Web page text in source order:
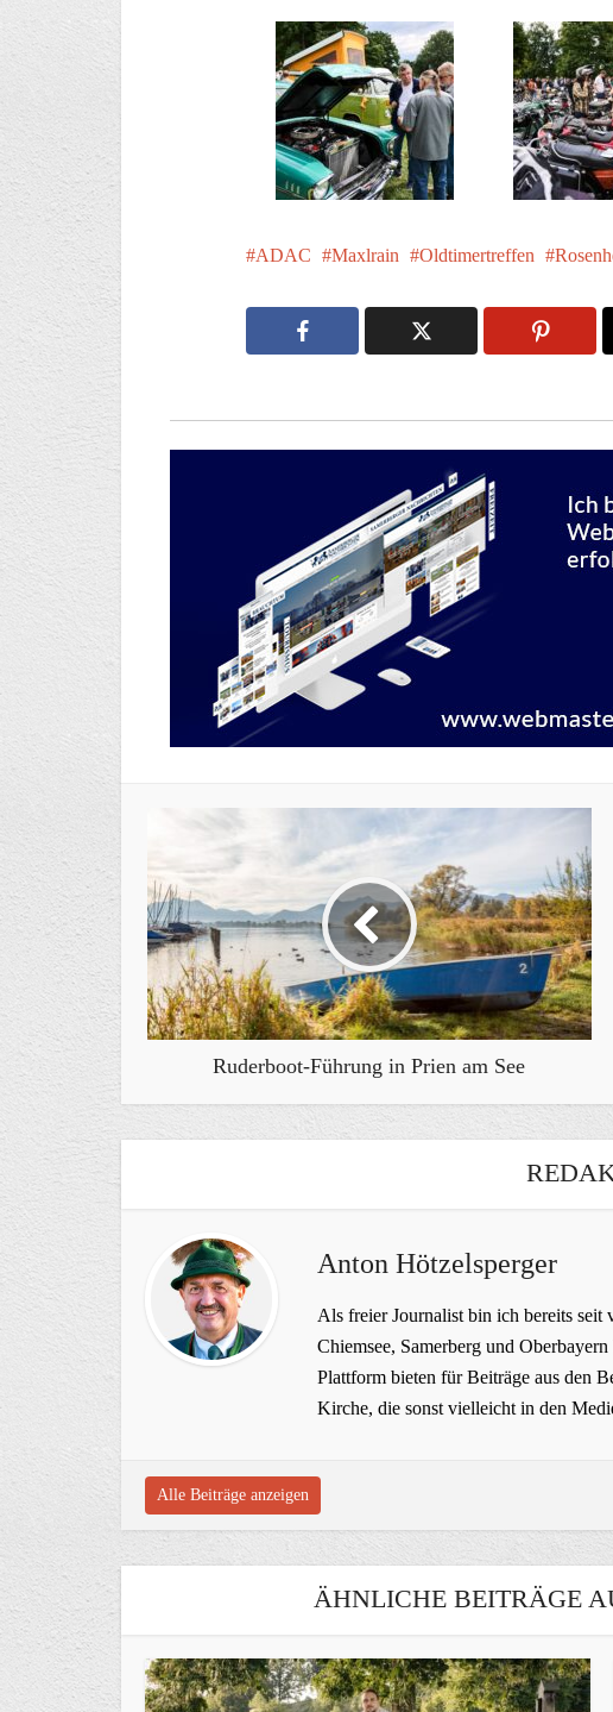
ADAC Maxlrain Oldtimertreffen
Ruderboot-Führung in Prien am See
Anton Hötzelsperger
Als freier Journalist bin ich bereits seit
Chiemsee, Samerberg und
Plattform bieten für Beiträge aus den
Kirche, die sonst vielleicht in den
Alle Beiträge anzeigen
ÄHNLICHE BEITRÄGE